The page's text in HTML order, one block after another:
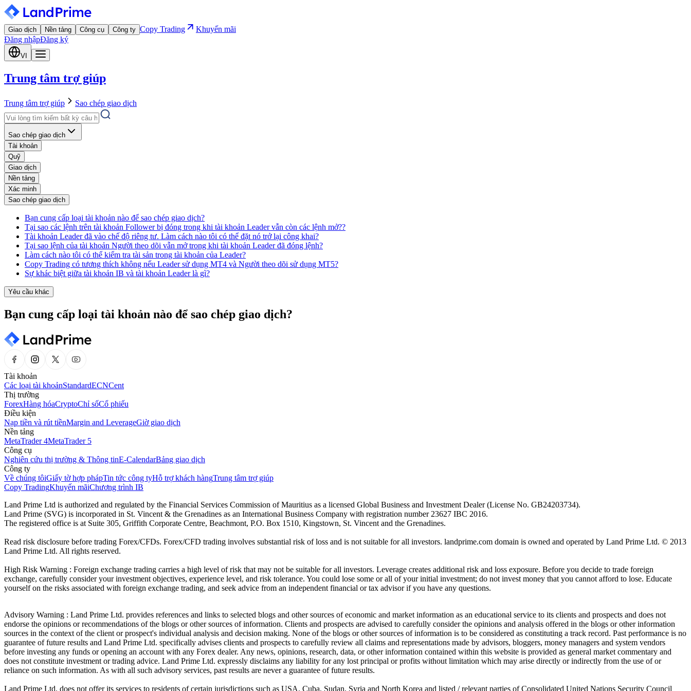
Giao dịch Nền tảng Công cụ Công ty Copy Trading
Khuyến mãi
Đăng nhậpĐăng ký
VI
Trung tâm trợ giúp
Trung tâm trợ giúp Sao chép giao dịch
Sao chép giao dịch
Tài khoản
Quỹ
Giao dịch
Nền tảng
Xác minh
Sao chép giao dịch
Bạn cung cấp loại tài khoản nào để sao chép giao dịch?
Tại sao các lệnh trên tài khoản Follower bị đóng trong khi tài khoản Leader vẫn còn các lệnh mở??
Tài khoản Leader đã vào chế độ riêng tư. Làm cách nào tôi có thể đặt nó trở lại công khai?
Tại sao lệnh của tài khoản Người theo dõi vẫn mở trong khi tài khoản Leader đã đóng lệnh?
Làm cách nào tôi có thể kiểm tra tài sản trong tài khoản của Leader?
Copy Trading có tương thích không nếu Leader sử dụng MT4 và Người theo dõi sử dụng MT5?
Sự khác biệt giữa tài khoản IB và tài khoản Leader là gì?
Yêu cầu khác
Bạn cung cấp loại tài khoản nào để sao chép giao dịch?
Tài khoản
Các loại tài khoảnStandardECNCent
Thị trường
ForexHàng hóaCryptoChỉ sốCổ phiếu
Điều kiện
Nạp tiền và rút tiềnMargin and LeverageGiờ giao dịch
Nền tảng
MetaTrader 4MetaTrader 5
Công cụ
Nghiên cứu thị trường & Thông tinE-CalendarBảng giao dịch
Công ty
Về chúng tôiGiấy tờ hợp phápTin tức công tyHỗ trợ khách hàngTrung tâm trợ giúp
Copy TradingKhuyến mãiChương trình IB
Land Prime Ltd is authorized and regulated by the Financial Services Commission of Mauritius as a licensed Global Business and Investment Dealer (License No. GB24203734).
Land Prime (SVG) is incorporated in St. Vincent & the Grenadines as an International Business Company with registration number 23627 IBC 2016.
The registered office is at Suite 305, Griffith Corporate Centre, Beachmont, P.O. Box 1510, Kingstown, St. Vincent and the Grenadines.
Read risk disclosure before trading Forex/CFDs. Forex/CFD trading involves substantial risk of loss and is not suitable for all investors. landprime.com domain is owned and operated by Land Prime Ltd. © 2013
Land Prime Ltd. All rights reserved.
High Risk Warning : Foreign exchange trading carries a high level of risk that may not be suitable for all investors. Leverage creates additional risk and loss exposure. Before you decide to trade foreign
exchange, carefully consider your investment objectives, experience level, and risk tolerance. You could lose some or all of your initial investment; do not invest money that you cannot afford to lose. Educate
yourself on the risks associated with foreign exchange trading, and seek advice from an independent financial or tax advisor if you have any questions.
Advisory Warning : Land Prime Ltd. provides references and links to selected blogs and other sources of economic and market information as an educational service to its clients and prospects and does not
endorse the opinions or recommendations of the blogs or other sources of information. Clients and prospects are advised to carefully consider the opinions and analysis offered in the blogs or other information
sources in the context of the client or prospect's individual analysis and decision making. None of the blogs or other sources of information is to be considered as constituting a track record. Past performance is no
guarantee of future results and Land Prime Ltd. specifically advises clients and prospects to carefully review all claims and representations made by advisors, bloggers, money managers and system vendors
before investing any funds or opening an account with any Forex dealer. Any news, opinions, research, data, or other information contained within this website is provided as general market commentary and
does not constitute investment or trading advice. Land Prime Ltd. expressly disclaims any liability for any lost principal or profits without limitation which may arise directly or indirectly from the use of or
reliance on such information. As with all such advisory services, past results are never a guarantee of future results.
Land Prime Ltd. does not offer its services to residents of certain jurisdictions such as USA, Cuba, Sudan, Syria and North Korea and listed / relevant parties of Consolidated United Nations Security Council